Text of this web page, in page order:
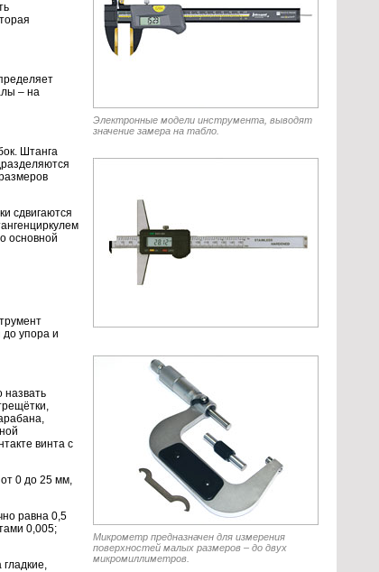
Электронные модели инструмента, выводят
значение замера на табло.
Микрометр предназначен для измерения
поверхностей малых размеров – до двух
микромиллиметров.
– на
Штанга
сдвигаются
основной
до упора и
назвать
винта с
0 до 25 мм,
равна 0,5
0,005;